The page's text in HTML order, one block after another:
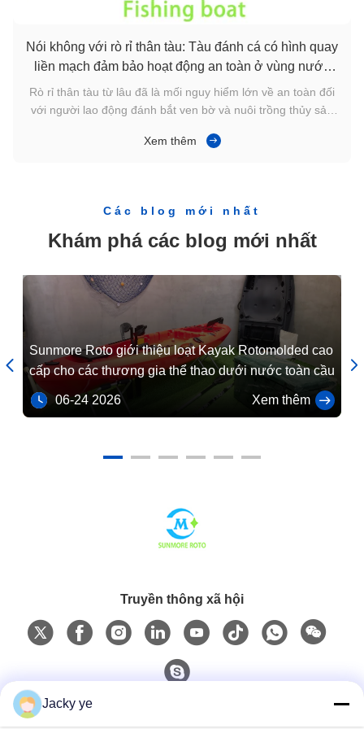
Nói không với rò rỉ thân tàu: Tàu đánh cá có hình quay
liền mạch đảm bảo hoạt động an toàn ở vùng nước
nông và đá
Rò rỉ thân tàu từ lâu đã là mối nguy hiểm lớn về an toàn đối
với người lao động đánh bắt ven bờ và nuôi trồng thủy sản
kết cấu lắp ráp. Sau thời gian dài tiếp xúc với nước biển và
Xem thêm
Các blog mới nhất
Khám phá các blog mới nhất
Sunmore Roto giới thiệu loạt Kayak Rotomolded cao
cấp cho các thương gia thể thao dưới nước toàn cầu
06-24 2026 Xem thêm
 
Truyền thông xã hội
Jacky ye